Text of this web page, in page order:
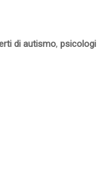
di autismo, psicologi